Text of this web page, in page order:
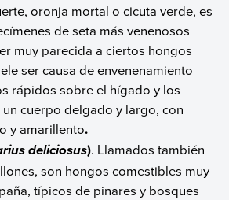
oronja mortal o cicuta verde, es
de seta más venenosos
muy parecida a ciertos hongos
ser causa de envenenamiento
rápidos sobre el hígado y los
cuerpo delgado y largo, con
y amarillento.
deliciosus). Llamados también
son hongos comestibles muy
típicos de pinares y bosques